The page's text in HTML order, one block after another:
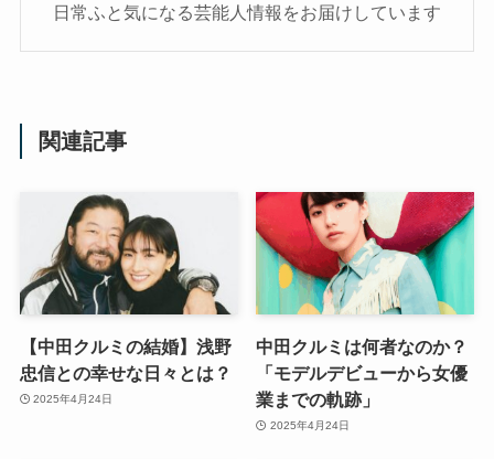
日常ふと気になる芸能人情報をお届けしています
関連記事
【中田クルミの結婚】浅野
忠信との幸せな日々とは？
2025年4月24日
中田クルミは何者なのか？
「モデルデビューから女優
業までの軌跡」
2025年4月24日